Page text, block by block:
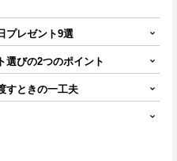
プレゼント9選
選びの2つのポイント
すときの一工夫